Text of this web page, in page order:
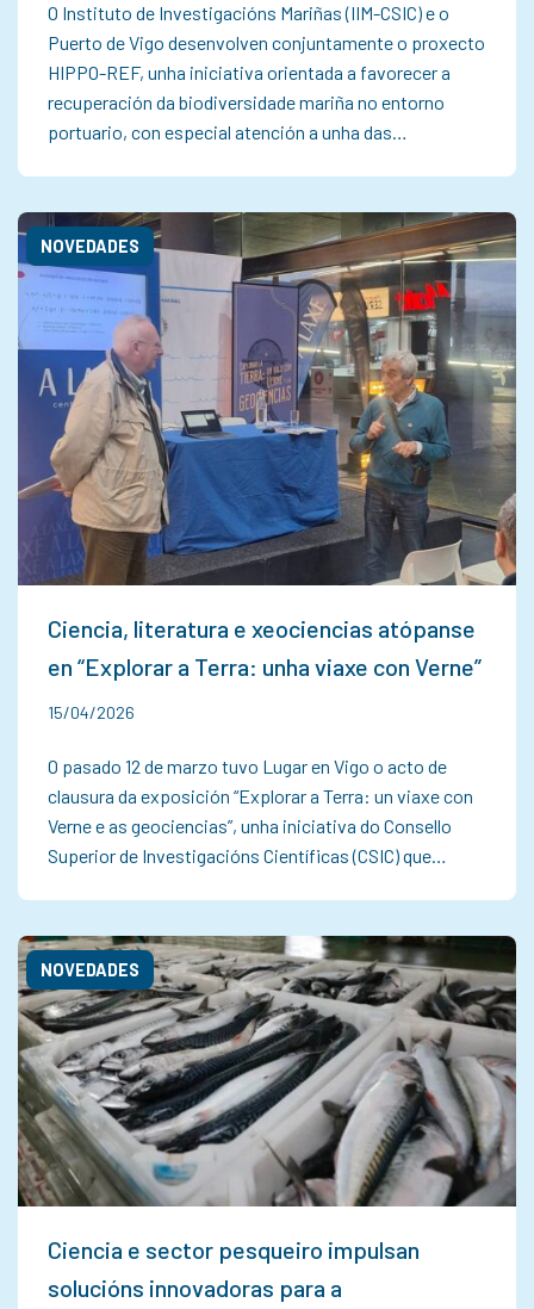
O Instituto de Investigacións Mariñas (IIM-CSIC) e o
Puerto de Vigo desenvolven conjuntamente o proxecto
HIPPO-REF, unha iniciativa orientada a favorecer a
recuperación da biodiversidade mariña no entorno
portuario, con especial atención a unha das…
Ciencia, literatura e xeociencias atópanse
en “Explorar a Terra: unha viaxe con Verne”
NOVEDADES
15/04/2026
O pasado 12 de marzo tuvo Lugar en Vigo o acto de
clausura da exposición “Explorar a Terra: un viaxe con
Verne e as geociencias”, unha iniciativa do Consello
Superior de Investigacións Científicas (CSIC) que…
Ciencia e sector pesqueiro impulsan
solucións innovadoras para a
NOVEDADES